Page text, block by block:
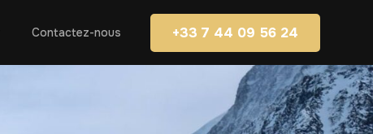
Contactez-nous +33 7 44 09 56 24